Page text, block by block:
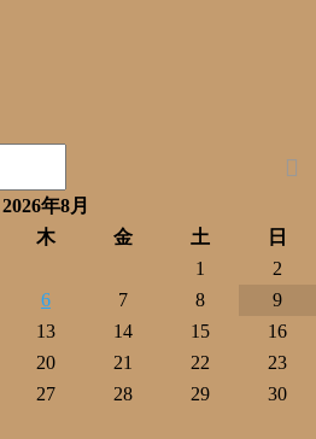
2026年8月
木 金 土
日
1
2
6 7 8
9
13 14 15
16
20 21 22
23
27 28 29
30